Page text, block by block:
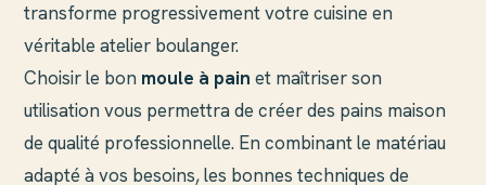
transforme progressivement votre cuisine en
véritable atelier boulanger.
Choisir le bon moule à pain et maîtriser son
utilisation vous permettra de créer des pains maison
de qualité professionnelle. En combinant le matériau
adapté à vos besoins, les bonnes techniques de